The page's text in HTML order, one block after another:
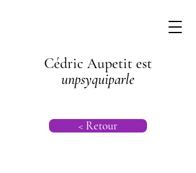
Cédric Aupetit est
unpsyquiparle
< Retour